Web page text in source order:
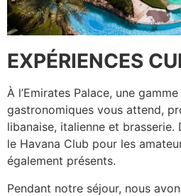
EXPÉRIENCES
À l’Emirates Palace, une
gastronomiques vous attend,
libanaise, italienne et
le Havana Club pour les
également présents.
Pendant notre séjour, nous